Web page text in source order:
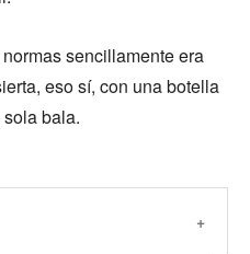
sencillamente era
eso sí, con una botella
bala.